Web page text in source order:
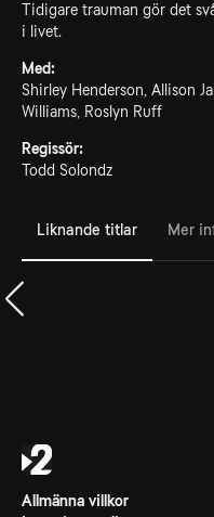
Tidigare trauman gör det
i livet.
Med:
Shirley Henderson, Allison
Williams, Roslyn Ruff
Regissör:
Todd Solondz
Liknande titlar Mer
Allmänna villkor